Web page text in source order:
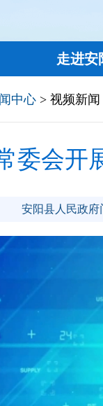
走进安
中心 > 视频新闻
委会开
安阳县人民政府